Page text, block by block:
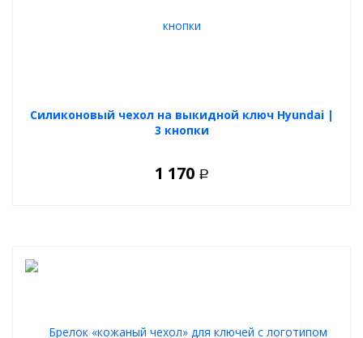
Силиконовый чехол на выкидной ключ Hyundai |
3 кнопки
1 170 Р